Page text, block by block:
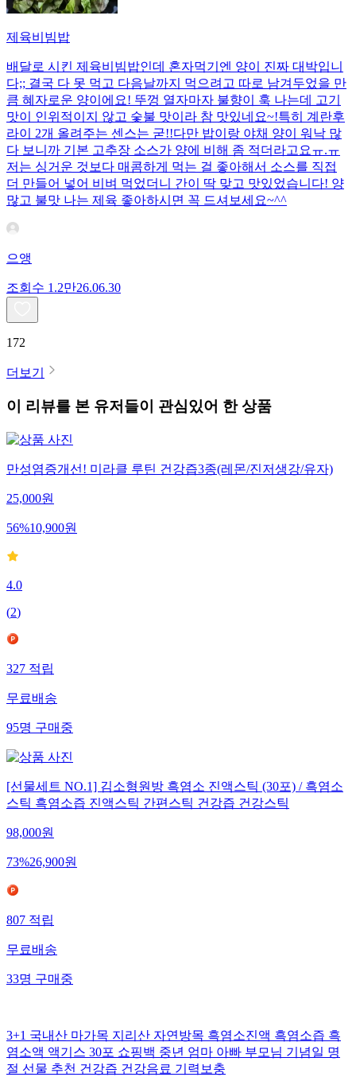
제육비빔밥
배달로 시킨 제육비빔밥인데 혼자먹기엔 양이 진짜 대박입니
다;; 결국 다 못 먹고 다음날까지 먹으려고 따로 남겨두었을 만
큼 혜자로운 양이에요! 뚜껑 열자마자 불향이 훅 나는데 고기
맛이 인위적이지 않고 숯불 맛이라 참 맛있네요~!특히 계란후
라이 2개 올려주는 센스는 굳!! ​다만 밥이랑 야채 양이 워낙 많
다 보니까 기본 고추장 소스가 양에 비해 좀 적더라고요ㅠ.ㅠ
저는 싱거운 것보다 매콤하게 먹는 걸 좋아해서 소스를 직접
더 만들어 넣어 비벼 먹었더니 간이 딱 맞고 맛있었습니다! 양
많고 불맛 나는 제육 좋아하시면 꼭 드셔보세요~^^
으앵
조회수 1.2만26.06.30
172
더보기
이 리뷰를 본 유저들이 관심있어 한 상품
만성염증개선! 미라클 루틴 건강즙3종(레몬/진저생강/유자)
25,000원
56%10,900원
4.0
(2)
327 적립
무료배송
95명 구매중
[선물세트 NO.1] 김소형원방 흑염소 진액스틱 (30포) / 흑염소
스틱 흑염소즙 진액스틱 간편스틱 건강즙 건강스틱
98,000원
73%26,900원
807 적립
무료배송
33명 구매중
3+1 국내산 마가목 지리산 자연방목 흑염소진액 흑염소즙 흑
염소액 액기스 30포 쇼핑백 중년 엄마 아빠 부모님 기념일 명
절 선물 추천 건강즙 건강음료 기력보충